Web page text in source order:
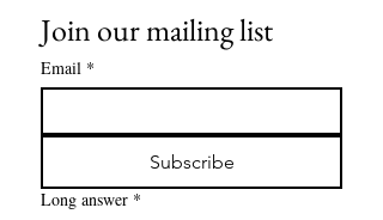
Join our mailing list
Email *
Subscribe
Long answer *